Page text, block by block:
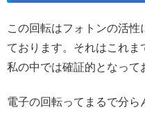
この回転はフォトンの活
ております。それはこれま
私の中では確証的となって
電子の回転ってまるで分ら